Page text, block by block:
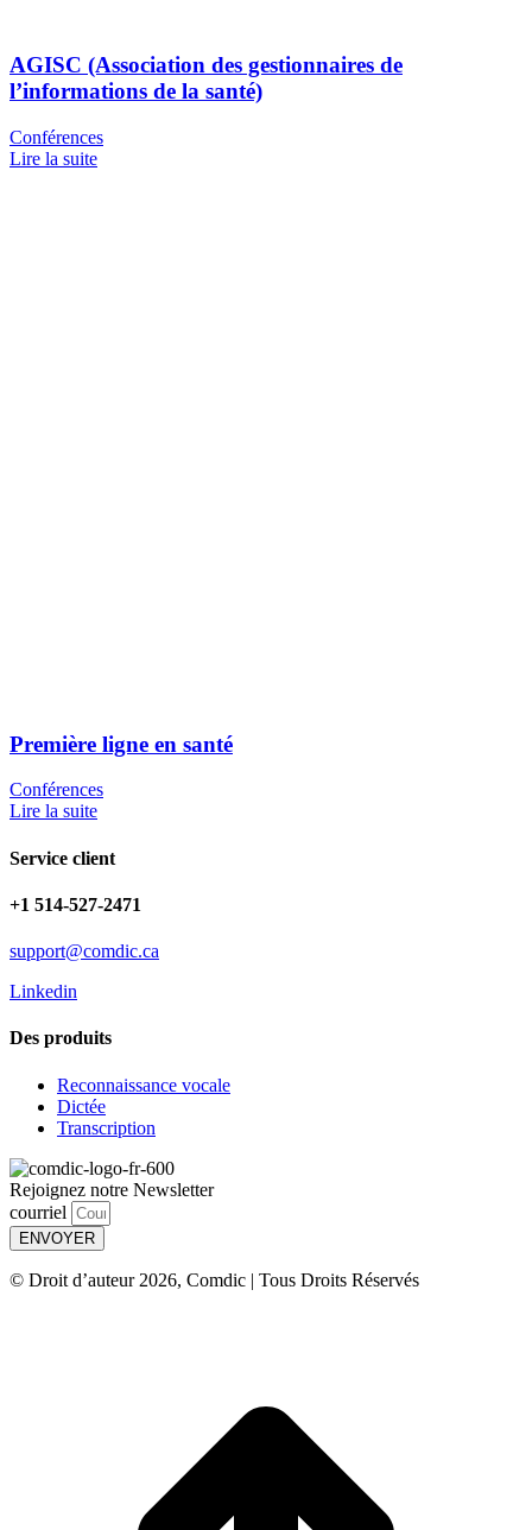
AGISC (Association des gestionnaires de
l’informations de la santé)
Conférences
Lire la suite
Première ligne en santé
Conférences
Lire la suite
Service client
+1 514-527-2471
support@comdic.ca
Linkedin
Des produits
Reconnaissance vocale
Dictée
Transcription
Rejoignez notre Newsletter
courriel
ENVOYER
© Droit d’auteur 2026, Comdic | Tous Droits Réservés